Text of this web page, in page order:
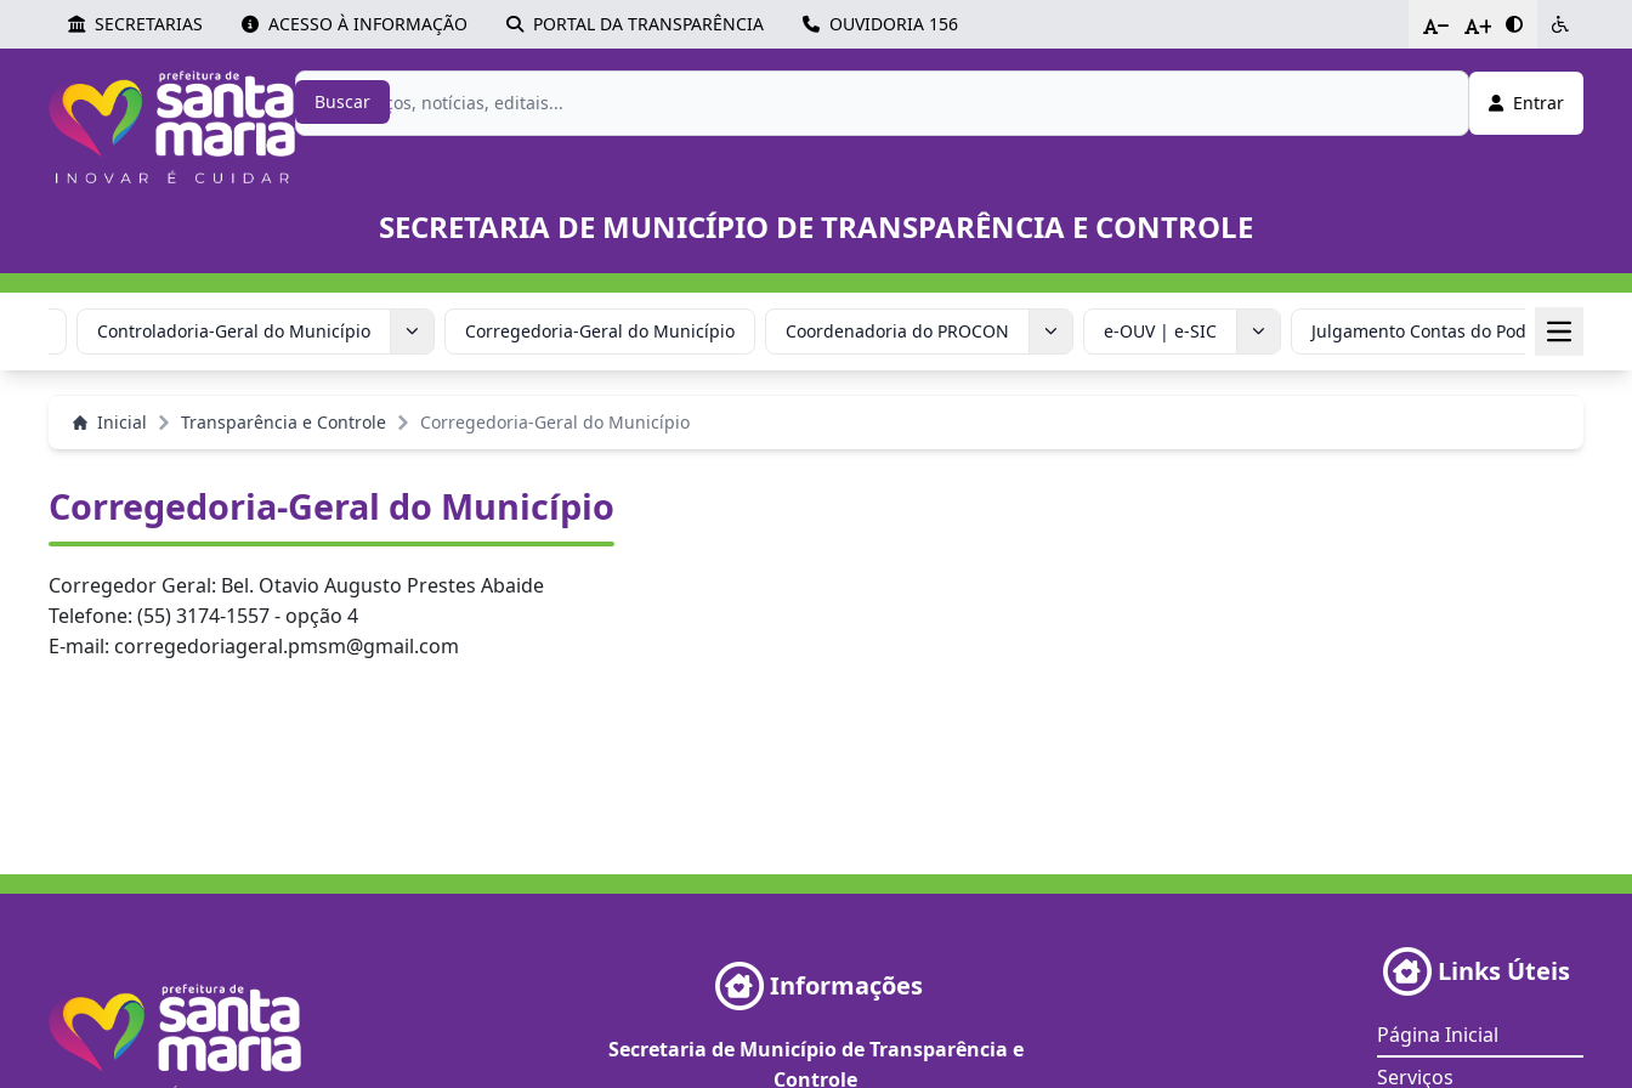
SECRETARIAS ACESSO À INFORMAÇÃO PORTAL DA TRANSPARÊNCIA OUVIDORIA 156 - +
Buscar Entrar
SECRETARIA DE MUNICÍPIO DE TRANSPARÊNCIA E CONTROLE
Controladoria-Geral do Município Corregedoria-Geral do Município Coordenadoria do PROCON e-OUV | e-SIC Julgamento Contas do Poder Executivo
Inicial Transparência e Controle Corregedoria-Geral do Município
Corregedoria-Geral do Município
Corregedor Geral: Bel. Otavio Augusto Prestes Abaide
Telefone: (55) 3174-1557 - opção 4
E-mail: corregedoriageral.pmsm@gmail.com
Informações
Secretaria de Município de Transparência e
Controle
Links Úteis
Página Inicial
Serviços